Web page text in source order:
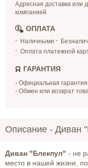
Адресная доставка или
компанией
ОПЛАТА
Наличными
Оплата платежной
ГАРАНТИЯ
- Официальная
- Обмен или возврат
Описание - Диван
Диван "Блекпул" - не
место в нашей жизни,